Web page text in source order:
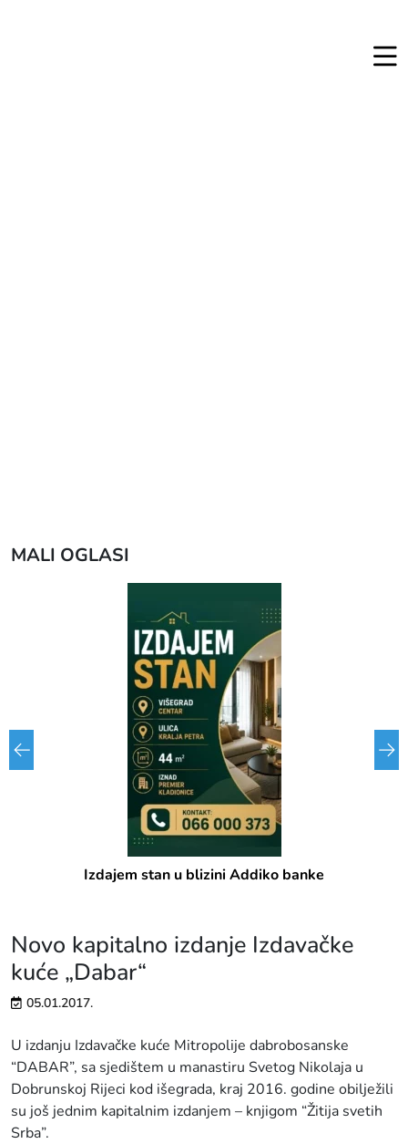
MALI OGLASI
Izdajem stan u blizini Addiko banke
Novo kapitalno izdanje Izdavačke
kuće „Dabar“
05.01.2017.
U izdanju Izdavačke kuće Mitropolije dabrobosanske
“DABAR”, sa sjedištem u manastiru Svetog Nikolaja u
Dobrunskoj Rijeci kod išegrada, kraj 2016. godine obilježili
su još jednim kapitalnim izdanjem – knjigom “Žitija svetih
Srba”.